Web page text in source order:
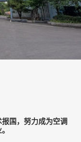
国，努力成为空调